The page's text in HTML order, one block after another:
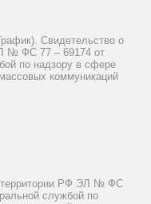
Свидетельство о
№ ФС 77 – 69174 от
по надзору в сфере
коммуникаций
территории РФ ЭЛ № ФС
службой по